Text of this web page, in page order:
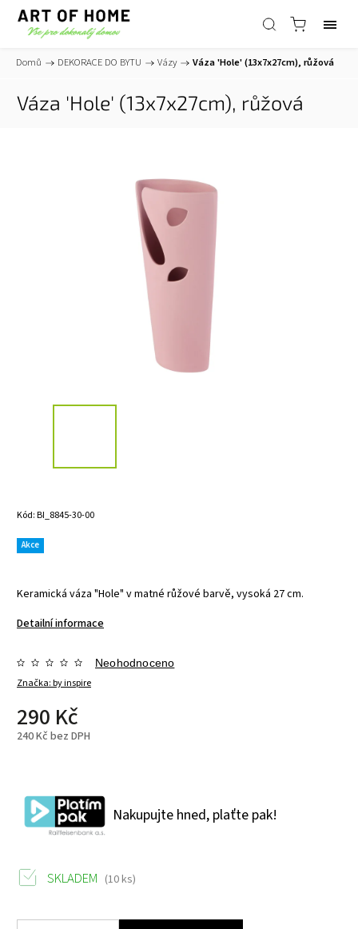
Domů / DEKORACE DO BYTU / Vázy / Váza 'Hole' (13x7x27cm), růžová
Váza 'Hole' (13x7x27cm), růžová
Kód:BI_8845-30-00
Akce
Keramická váza "Hole" v matné růžové barvě, vysoká 27 cm.
Detailní informace
Značka:by inspire
Neohodnoceno
290 Kč
240 Kč bez DPH
Nakupujte hned, plaťte pak!
SKLADEM (10 ks)